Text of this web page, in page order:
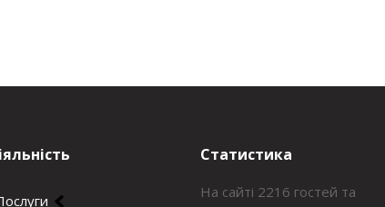
Статистика
На сайті 2216 гостей та